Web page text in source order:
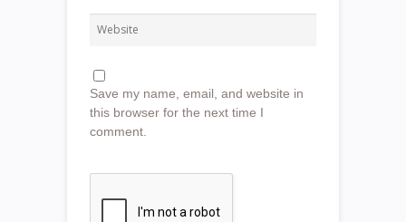
Save my name, email, and website in
this browser for the next time I
comment.